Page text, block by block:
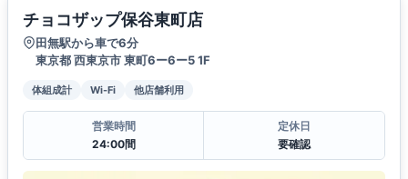
チョコザップ保谷東町店
田無駅から車で6分
東京都 西東京市 東町6ー6ー5 1F
体組成計 Wi-Fi 他店舗利用
営業時間
24:00間
定休日
要確認